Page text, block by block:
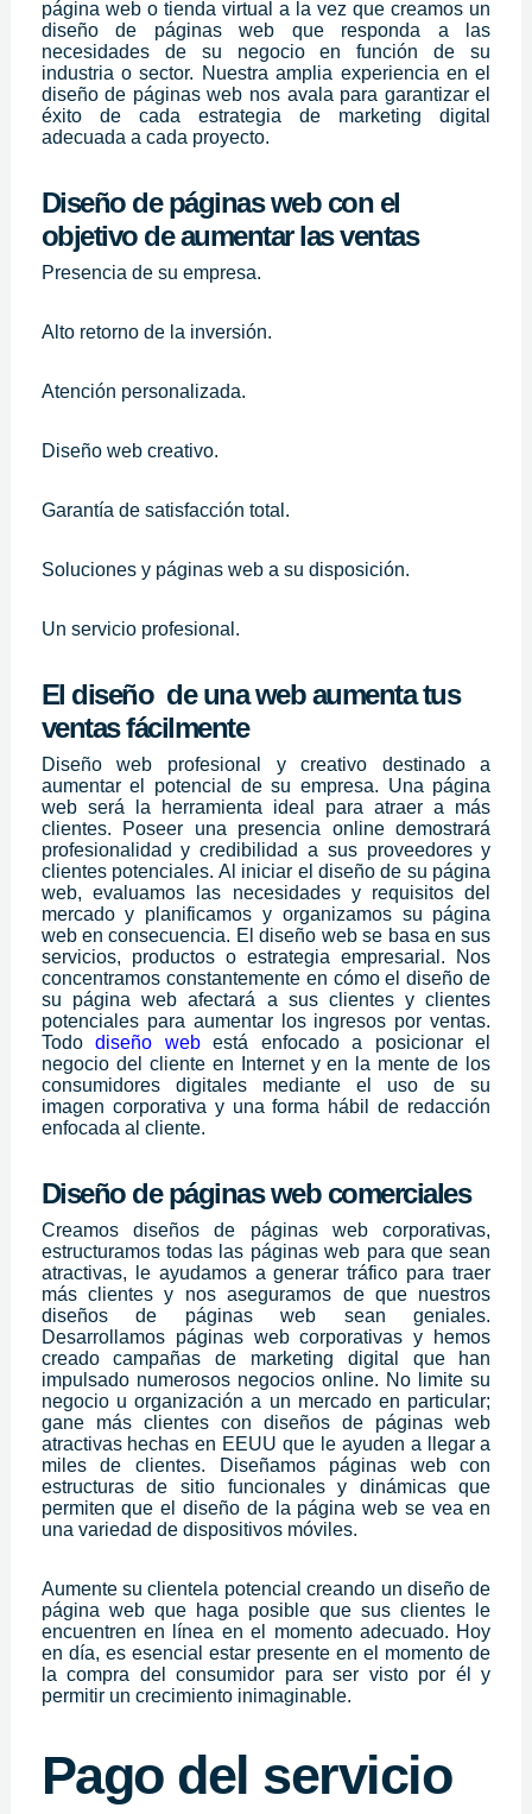
página web o tienda virtual a la vez que creamos un
diseño de páginas web que responda a las
necesidades de su negocio en función de su
industria o sector. Nuestra amplia experiencia en el
diseño de páginas web nos avala para garantizar el
éxito de cada estrategia de marketing digital
adecuada a cada proyecto.
Diseño de páginas web con el
objetivo de aumentar las ventas
Presencia de su empresa.
Alto retorno de la inversión.
Atención personalizada.
Diseño web creativo.
Garantía de satisfacción total.
Soluciones y páginas web a su disposición.
Un servicio profesional.
El diseño de una web aumenta tus
ventas fácilmente
Diseño web profesional y creativo destinado a
aumentar el potencial de su empresa. Una página
web será la herramienta ideal para atraer a más
clientes. Poseer una presencia online demostrará
profesionalidad y credibilidad a sus proveedores y
clientes potenciales. Al iniciar el diseño de su página
web, evaluamos las necesidades y requisitos del
mercado y planificamos y organizamos su página
web en consecuencia. El diseño web se basa en sus
servicios, productos o estrategia empresarial. Nos
concentramos constantemente en cómo el diseño de
su página web afectará a sus clientes y clientes
potenciales para aumentar los ingresos por ventas.
Tododiseño webestá enfocado a posicionar el
negocio del cliente en Internet y en la mente de los
consumidores digitales mediante el uso de su
imagen corporativa y una forma hábil de redacción
enfocada al cliente.
Diseño de páginas web comerciales
Creamos diseños de páginas web corporativas,
estructuramos todas las páginas web para que sean
atractivas, le ayudamos a generar tráfico para traer
más clientes y nos aseguramos de que nuestros
diseños de páginas web sean geniales.
Desarrollamos páginas web corporativas y hemos
creado campañas de marketing digital que han
impulsado numerosos negocios online. No limite su
negocio u organización a un mercado en particular;
gane más clientes con diseños de páginas web
atractivas hechas en EEUU que le ayuden a llegar a
miles de clientes. Diseñamos páginas web con
estructuras de sitio funcionales y dinámicas que
permiten que el diseño de la página web se vea en
una variedad de dispositivos móviles.
Aumente su clientela potencial creando un diseño de
página web que haga posible que sus clientes le
encuentren en línea en el momento adecuado. Hoy
en día, es esencial estar presente en el momento de
la compra del consumidor para ser visto por él y
permitir un crecimiento inimaginable.
Pago del servicio